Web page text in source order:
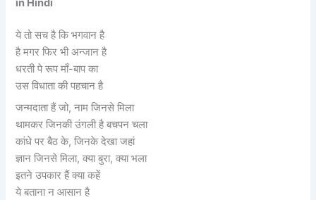
in Hindi
ये तो सच है कि भगवान है
है मगर फिर भी अन्जान है
धरती पे रूप माँ-बाप का
उस विधाता की पहचान है
जन्मदाता हैं जो, नाम जिनसे मिला
थामकर जिनकी उंगली है बचपन चला
कांधे पर बैठ के, जिनके देखा जहां
ज्ञान जिनसे मिला, क्या बुरा, क्या भला
इतने उपकार हैं क्या कहें
ये बताना न आसान है